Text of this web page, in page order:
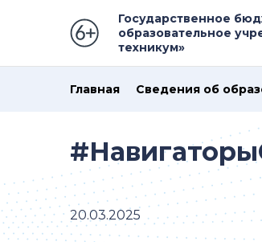
Государственное
образовательное
техникум»
Главная Сведения об
20.03.2025